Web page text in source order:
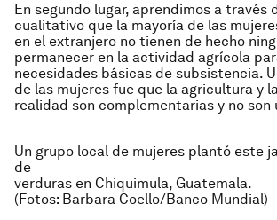
En segundo lugar, aprendimos a través
cualitativo que la mayoría de las
en el extranjero no tienen de hecho
permanecer en la actividad agrícola
necesidades básicas de subsistencia.
de las mujeres fue que la agricultura y
realidad son complementarias y no
Un grupo local de mujeres plantó este
de
verduras en Chiquimula, Guatemala.
(Fotos: Barbara Coello/Banco Mundial)